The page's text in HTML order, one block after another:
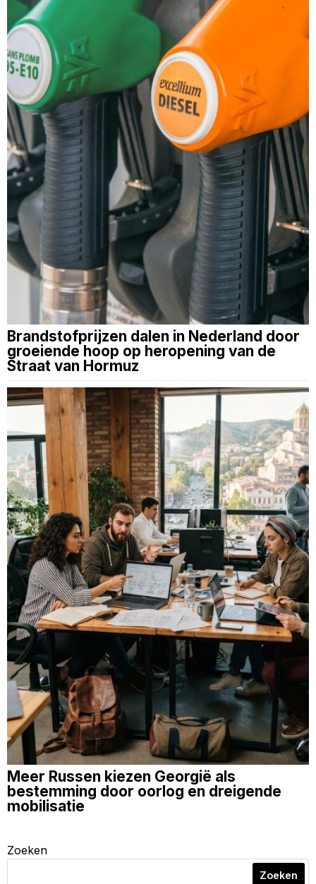
Brandstofprijzen dalen in Nederland door
groeiende hoop op heropening van de
Straat van Hormuz
Meer Russen kiezen Georgië als
bestemming door oorlog en dreigende
mobilisatie
Zoeken
Zoeken